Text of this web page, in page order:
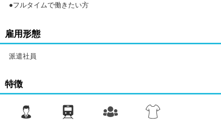
●フルタイムで働きたい方
雇用形態
派遣社員
特徴